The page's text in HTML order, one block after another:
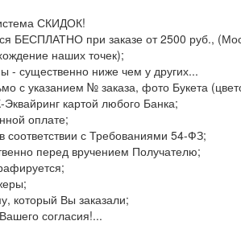
СКИДОК!
БЕСПЛАТНО при заказе от 2500 руб.,
наших точек);
- существенно ниже чем у других...
с указанием № заказа, фото Букета
картой любого Банка;
оплате;
с Требованиями 54-ФЗ;
перед вручением Получателю;
который Вы заказали;
согласия!...